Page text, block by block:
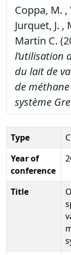
Coppa, M.
Jurquet, J.
Martin C.
l’utilisation
du lait de
de
système
Type
Year of
conference
Title